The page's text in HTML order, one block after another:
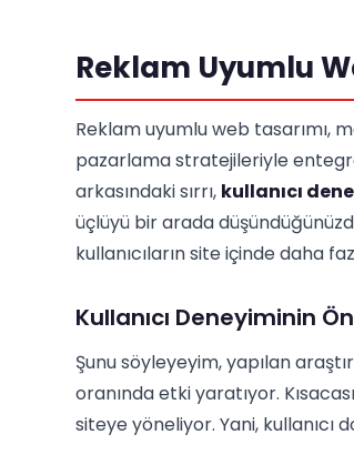
Reklam Uyumlu
Reklam uyumlu web tasarımı,
pazarlama stratejileriyle
arkasındaki sırrı, kullanıcı
üçlüyü bir arada
kullanıcıların site içinde daha
Kullanıcı Deneyiminin
Şunu söyleyeyim, yapılan
oranında etki yaratıyor.
siteye yöneliyor. Yani,